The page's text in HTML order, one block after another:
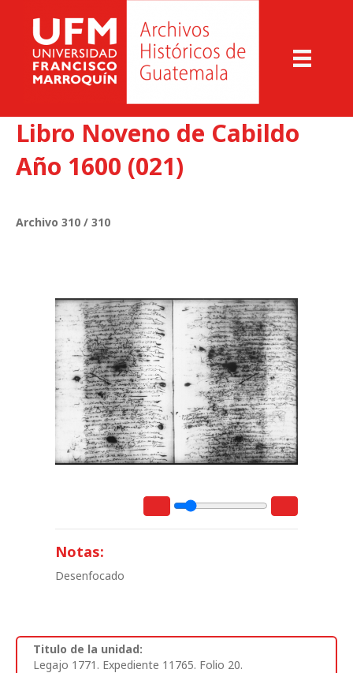
Libro Noveno de Cabildo
Año 1600 (021)
Archivo 310 / 310
Notas:
Desenfocado
Titulo de la unidad:
Legajo 1771. Expediente 11765. Folio 20.